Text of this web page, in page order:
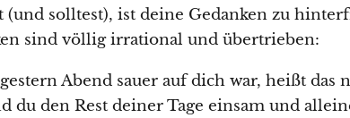
(und solltest), ist deine Gedanken zu
sind völlig irrational und übertrieben:
Abend sauer auf dich war, heißt das
du den Rest deiner Tage einsam und